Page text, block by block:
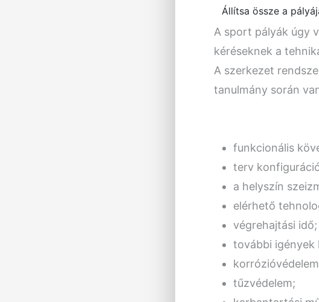
Állítsa össze a
A sport pályák úgy
kéréseknek a
A szerkezet
tanulmány során
funkcionális
terv
a helyszín
elérhető
végrehajtási idő;
­további igények
tűzvédelem;